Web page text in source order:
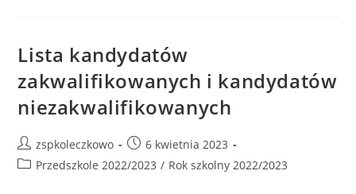
Lista kandydatów
zakwalifikowanych i kandydatów
niezakwalifikowanych
zspkoleczkowo
6 kwietnia 2023
Przedszkole 2022/2023 / Rok szkolny 2022/2023